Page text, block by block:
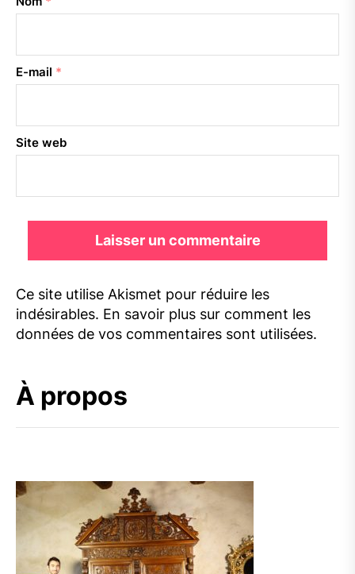
E-mail *
Site web
Ce site utilise Akismet pour réduire les
indésirables. En savoir plus sur comment les
données de vos commentaires sont utilisées.
À propos